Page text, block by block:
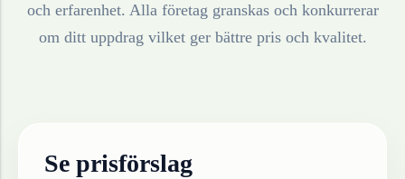
och erfarenhet. Alla företag granskas och konkurrerar
om ditt uppdrag vilket ger bättre pris och kvalitet.
Se prisförslag